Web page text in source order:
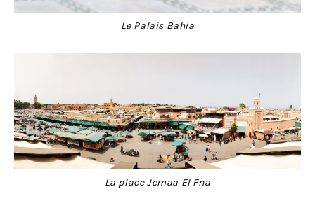
Le Palais Bahia
La place Jemaa El Fna